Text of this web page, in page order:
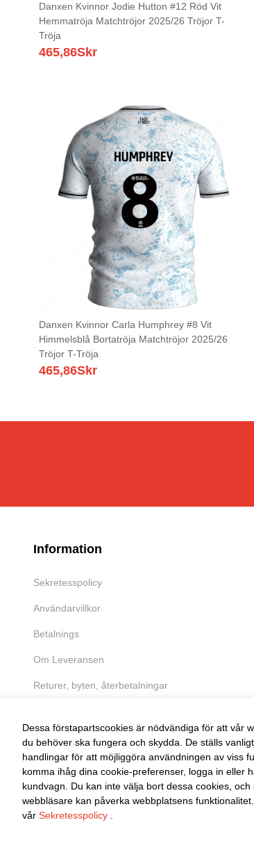
Danxen Kvinnor Jodie Hutton #12 Röd Vit
Hemmatröja Matchtröjor 2025/26 Tröjor T-
Tröja
465,86Skr
Danxen Kvinnor Carla Humphrey #8 Vit
Himmelsblå Bortatröja Matchtröjor 2025/26
Tröjor T-Tröja
465,86Skr
Information
Sekretesspolicy
Användarvillkor
Betalnings
Om Leveransen
Returer, byten, återbetalningar
FRI
Enkel retur
Dessa förstapartscookies är nödvändiga för att vår
du behöver ska fungera och skydda. De ställs
handlingar för att möjliggöra användningen av viss
komma ihåg dina cookie-preferenser, logga in eller
kundvagn. Du kan inte välja bort dessa cookies,
webbläsare kan påverka webbplatsens
vår Sekretesspolicy